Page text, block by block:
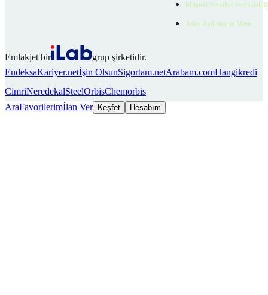
Müşteri Yetkilisi Veri
Aday Aydınlatma Metni
Emlakjet bir
grup şirketidir.
EndeksaKariyer.netİşin OlsunSigortam.netArabam.comHangikredi
CimriNeredekalSteelOrbisChemorbis
AraFavorilerimİlan Ver Keşfet Hesabım